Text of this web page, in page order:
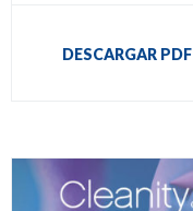
DESCARGAR PDF